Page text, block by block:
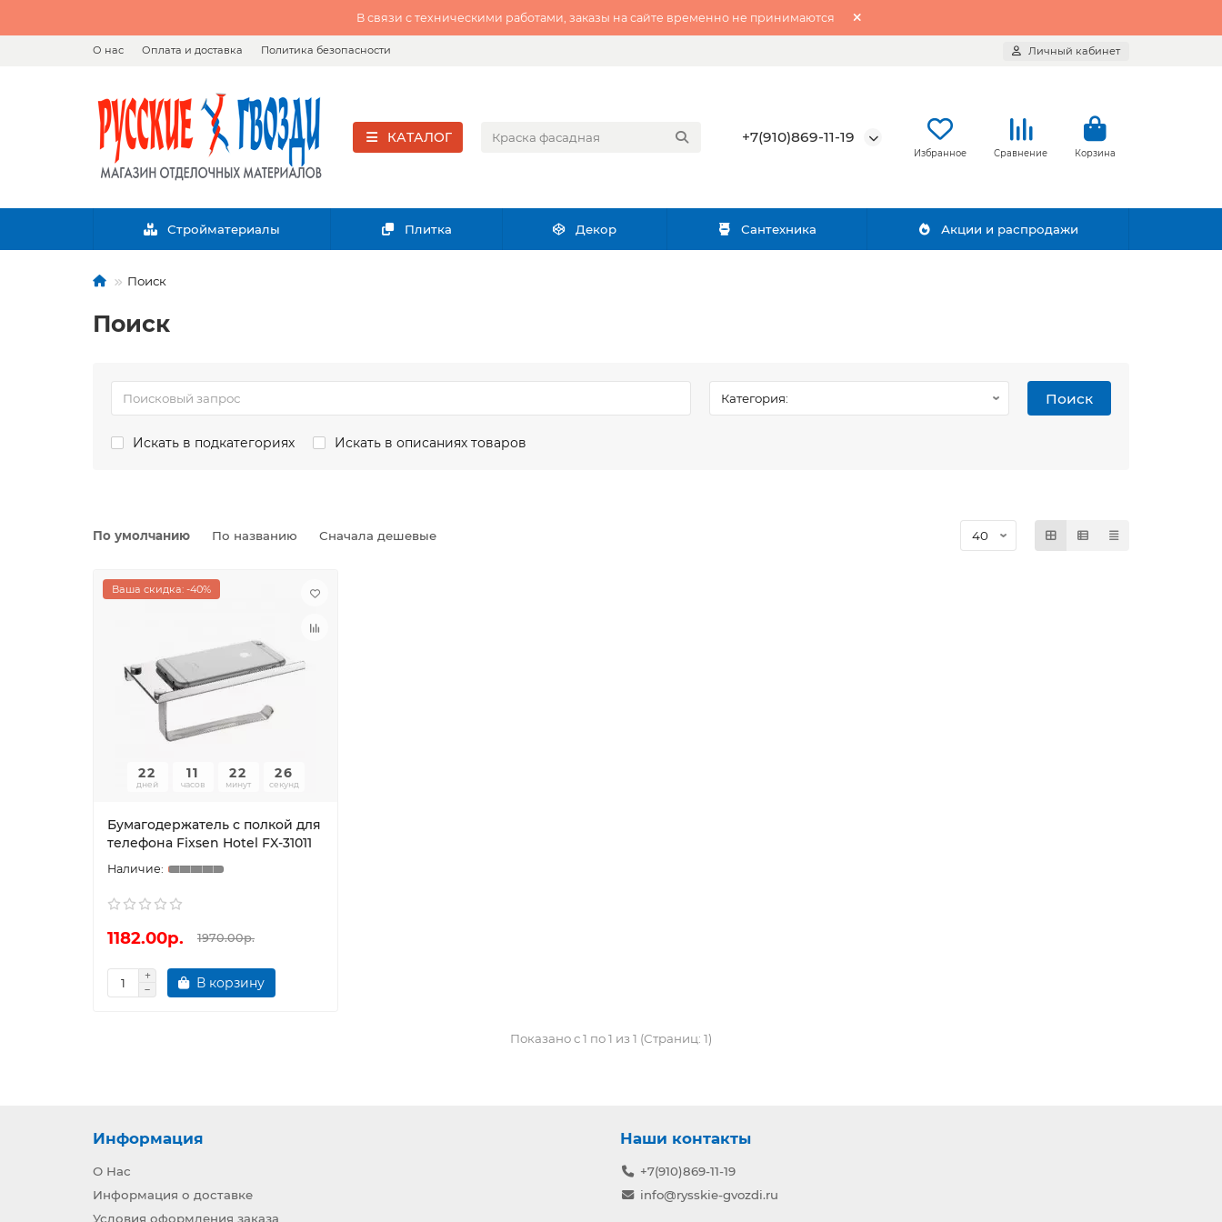
В связи с техническими работами, заказы на сайте временно не принимаются
О нас Оплата и доставка Политика безопасности Личный кабинет
КАТАЛОГ +7(910)869-11-19
Избранное Сравнение Корзина
Стройматериалы Плитка Декор Сантехника Акции и распродажи
Поиск
Поиск
Поиск
Искать в подкатегориях Искать в описаниях товаров
По умолчанию По названию Сначала дешевые
Ваша скидка: -40%
22
дней
11
часов
22
минут
26
секунд
Бумагодержатель с полкой для
телефона Fixsen Hotel FX-31011
1182.00р. 1970.00р.
В корзину
Показано с 1 по 1 из 1 (Страниц: 1)
Информация
О Нас
Информация о доставке
Условия оформления заказа
Наши контакты
+7(910)869-11-19
info@rysskie-gvozdi.ru